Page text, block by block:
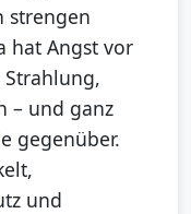
strengen
hat Angst vor
Strahlung,
– und ganz
gegenüber.
und